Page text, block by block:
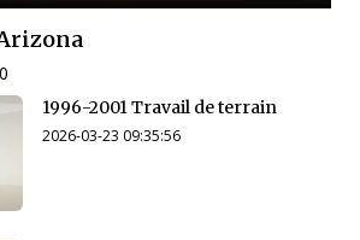
1996-2001 Travail de terrain
2026-03-23 09:35:56